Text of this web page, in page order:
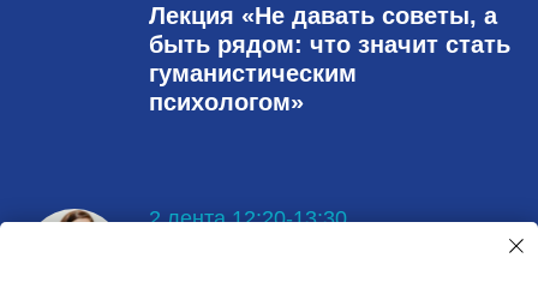
Лекция «Не давать советы, а
быть рядом: что значит стать
гуманистическим
психологом»
2 лента 12:20-13:30